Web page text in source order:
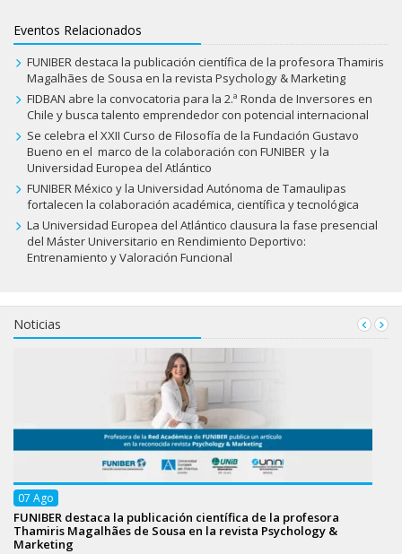
Eventos Relacionados
FUNIBER destaca la publicación científica de la profesora Thamiris
Magalhães de Sousa en la revista Psychology & Marketing
FIDBAN abre la convocatoria para la 2.ª Ronda de Inversores en
Chile y busca talento emprendedor con potencial internacional
Se celebra el XXII Curso de Filosofía de la Fundación Gustavo
Bueno en el marco de la colaboración con FUNIBER y la
Universidad Europea del Atlántico
FUNIBER México y la Universidad Autónoma de Tamaulipas
fortalecen la colaboración académica, científica y tecnológica
La Universidad Europea del Atlántico clausura la fase presencial
del Máster Universitario en Rendimiento Deportivo:
Entrenamiento y Valoración Funcional
Noticias
07 Ago
FUNIBER destaca la publicación científica de la profesora
Thamiris Magalhães de Sousa en la revista Psychology &
Marketing